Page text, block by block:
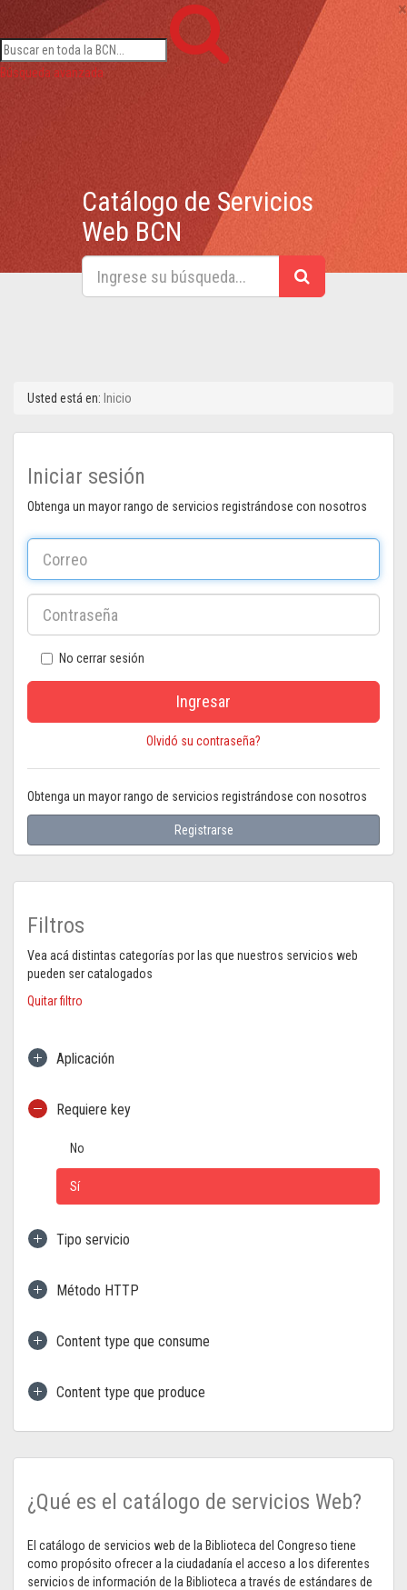
×
Búsqueda avanzada
Catálogo de Servicios
Web BCN
Usted está en: Inicio
Iniciar sesión
Obtenga un mayor rango de servicios registrándose con nosotros
No cerrar sesión
Ingresar
Olvidó su contraseña?
Obtenga un mayor rango de servicios registrándose con nosotros
Registrarse
Filtros
Vea acá distintas categorías por las que nuestros servicios web
pueden ser catalogados
Quitar filtro
Aplicación
Requiere key
No
Sí
Tipo servicio
Método HTTP
Content type que consume
Content type que produce
¿Qué es el catálogo de servicios Web?
El catálogo de servicios web de la Biblioteca del Congreso tiene
como propósito ofrecer a la ciudadanía el acceso a los diferentes
servicios de información de la Biblioteca a través de estándares de